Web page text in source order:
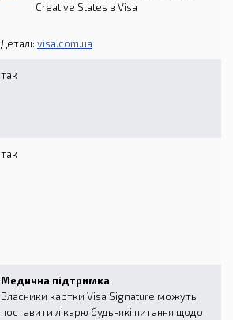
Creative States з Visa
Деталі: visa.com.ua
так
так
Медична підтримка
Власники картки Visa Signature можуть
поставити лікарю будь-які питання щодо